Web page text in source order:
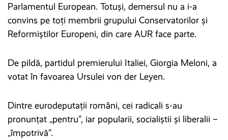
Parlamentul European. Totuși, demersul nu a i-a
convins pe toți membrii grupului Conservatorilor și
Reformiștilor Europeni, din care AUR face parte.
De pildă, partidul premierului Italiei, Giorgia Meloni, a
votat în favoarea Ursulei von der Leyen.
Dintre eurodeputații români, cei radicali s-au
pronunțat „pentru”, iar popularii, socialiștii și liberalii –
„împotrivă”.